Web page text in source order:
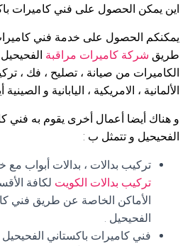
اين يمكن الحصول على فني كاميرات
يمكنكم الحصول على خدمة فني
طريق شركة كاميرات مراقبة
الكاميرات من صيانة ، تصليح ، فك ،
الألمانية ، الامريكية ، اليابانية و الصينية
و هناك أيضا أعمال أخرى يقوم به فني
الفحيحيل و تتمثل ب :
تركيب بدالات ، بدالات أبواب مع
تركيب بدالات الكويت لكافة
الأماكن الخاصة عن طريق فني
الفحيحيل .
فني كاميرات باكستاني الفحيحيل